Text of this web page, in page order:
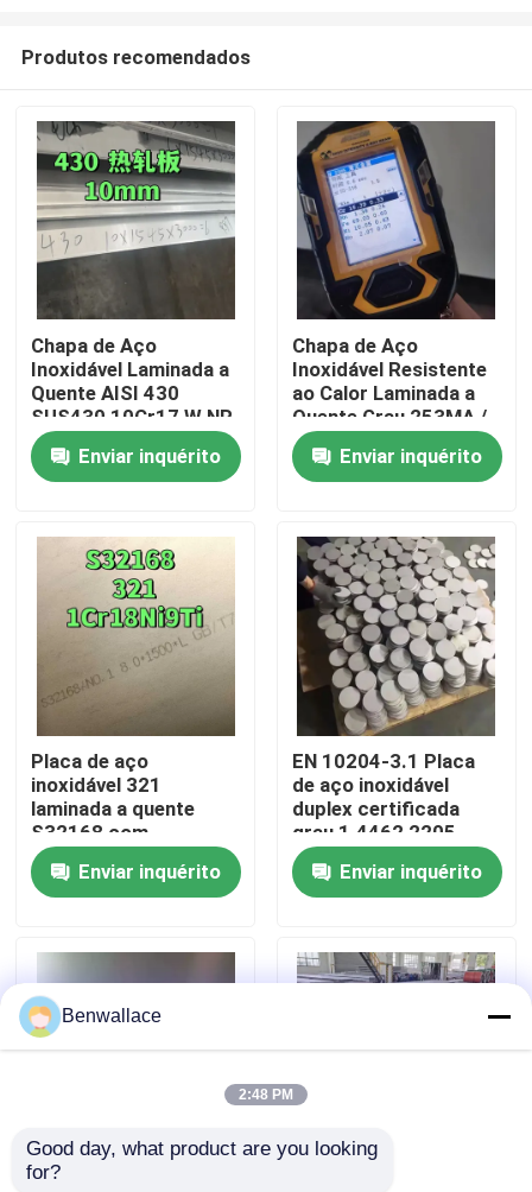
Produtos
Visita à fábrica
Controle de qualidade
Contacte-nos
Notícias
Solicite um orçamento
Produtos recomendados
Chapa de Aço
Inoxidável Laminada a
Quente AISI 430
SUS430 10Cr17 W.NR
1.4016 Superfície
NO.1 10*1500*6000
Enviar inquérito
Chapa de Aço
Inoxidável Resistente
ao Calor Laminada a
Quente Grau 253MA /
S30815 com
Superfície Decapada
Enviar inquérito
Placa de aço
inoxidável 321
laminada a quente
S32168 com
espessura de 3,0 -
80,0 mm e resistência
à corrosão
Enviar inquérito
EN 10204-3.1 Placa
de aço inoxidável
duplex certificada
grau 1.4462 2205
com técnica laminada
a quenteEnviar inquérito
Superfície laminada a
Benwallace
2:48 PM
Good day, what product are you looking
for?